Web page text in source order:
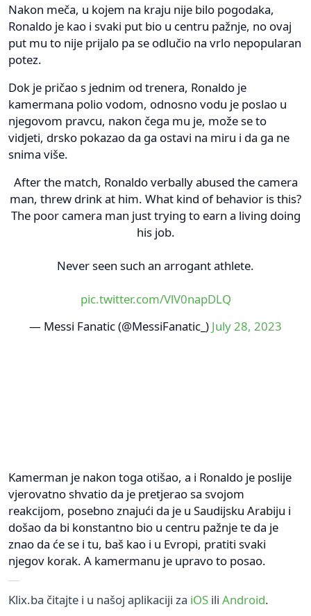
Nakon meča, u kojem na kraju nije bilo pogodaka,
Ronaldo je kao i svaki put bio u centru pažnje, no ovaj
put mu to nije prijalo pa se odlučio na vrlo nepopularan
potez.
Dok je pričao s jednim od trenera, Ronaldo je
kamermana polio vodom, odnosno vodu je poslao u
njegovom pravcu, nakon čega mu je, može se to
vidjeti, drsko pokazao da ga ostavi na miru i da ga ne
snima više.
After the match, Ronaldo verbally abused the camera
man, threw drink at him. What kind of behavior is this?
The poor camera man just trying to earn a living doing
his job.
Never seen such an arrogant athlete.
pic.twitter.com/VlV0napDLQ
— Messi Fanatic (@MessiFanatic_) July 28, 2023
Kamerman je nakon toga otišao, a i Ronaldo je poslije
vjerovatno shvatio da je pretjerao sa svojom
reakcijom, posebno znajući da je u Saudijsku Arabiju i
došao da bi konstantno bio u centru pažnje te da je
znao da će se i tu, baš kao i u Evropi, pratiti svaki
njegov korak. A kamermanu je upravo to posao.
Klix.ba čitajte i u našoj aplikaciji za iOS ili Android.